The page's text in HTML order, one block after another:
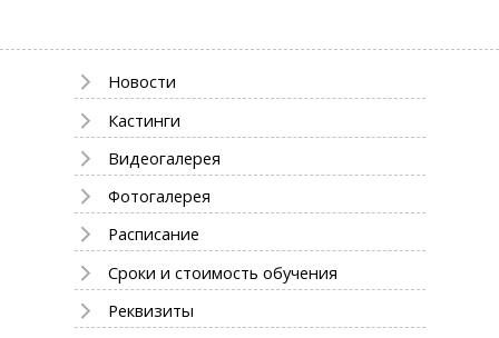
Новости
Кастинги
Видеогалерея
Фотогалерея
Расписание
Сроки и стоимость обучения
Реквизиты